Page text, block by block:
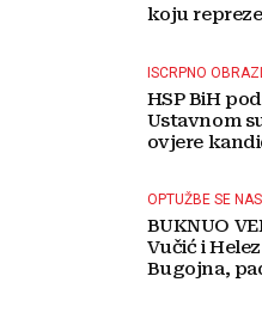
koju
ISCRPNO
HSP BiH
Ustavnom
ovjere
OPTUŽBE SE
BUKNUO
Vučić i
Bugojna,